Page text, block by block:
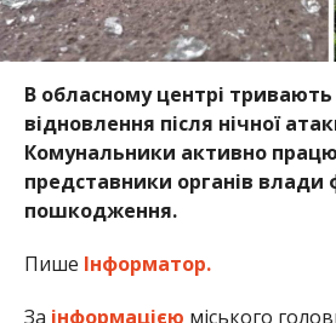
В обласному центрі
відновлення після нічної
Комунальники активно
представники органів влади
пошкодження.
Пише Інформатор.
За інформацією міського